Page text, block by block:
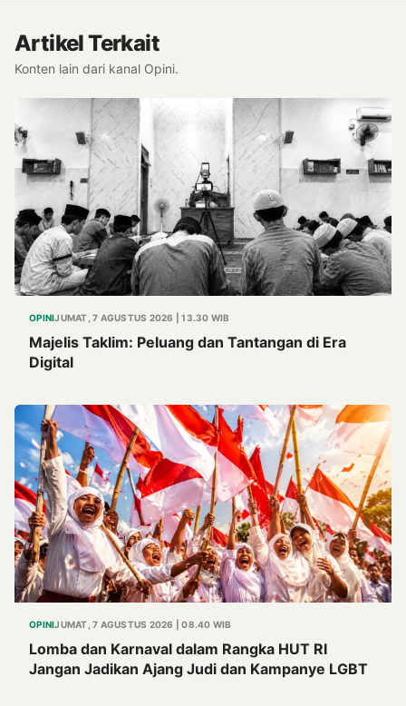
Artikel Terkait
Konten lain dari kanal Opini.
OPINIJUMAT, 7 AGUSTUS 2026 | 13.30 WIB
Majelis Taklim: Peluang dan Tantangan di Era
Digital
OPINIJUMAT, 7 AGUSTUS 2026 | 08.40 WIB
Lomba dan Karnaval dalam Rangka HUT RI
Jangan Jadikan Ajang Judi dan Kampanye LGBT